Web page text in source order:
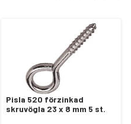
Pisla 520 förzinkad
skruvögla 23 x 8 mm 5 st.